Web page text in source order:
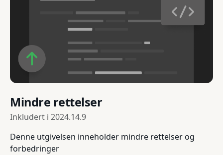
Mindre rettelser
Inkludert i 2024.14.9
Denne utgivelsen inneholder mindre rettelser og
forbedringer